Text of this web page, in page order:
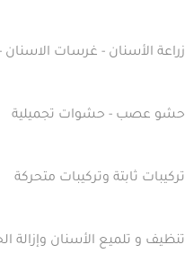
زراعة الأسنان - غرسات الاسنان
حشو عصب - حشوات تجميلية
تركيبات ثابتة وتركيبات متحركة
تنظيف و تلميع الأسنان وإزالة